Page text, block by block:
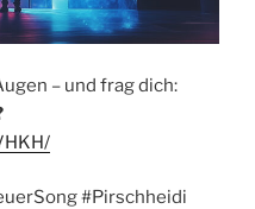
– und frag dich:
#Pirschheidi